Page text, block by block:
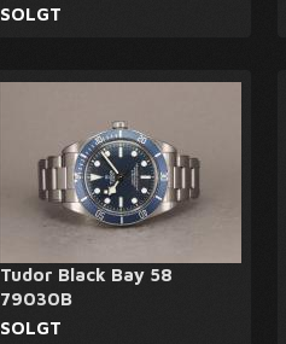
SOLGT
Tudor Black Bay 58
79030B
SOLGT